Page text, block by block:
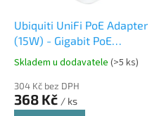
Ubiquiti UniFi PoE Adapter
(15W) - Gigabit PoE
injektor, 48V, 15W, včetně
Skladem u dodavatele (>5 ks)
304 Kč bez DPH
368 Kč / ks